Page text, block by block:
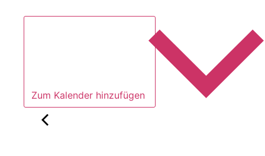
Zum Kalender hinzufügen